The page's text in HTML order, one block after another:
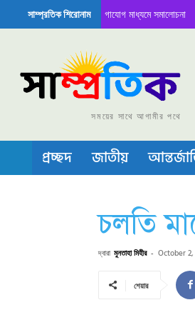
সাম্প্রতিক শিরোনাম
বৈঠক নিয়ে সামাজিক যোগাযোগ মাধ্যমে সমালোচনা
বা চীপ তৈরিতে নিজের শক্ত অবস্থান জানান দিচ্ছে
সময়ের সাথে আগামীর পথে
প্রচ্ছদ জাতীয়
চলতি
দ্বারা মুনতাহা মিহীর - October
শেয়ার